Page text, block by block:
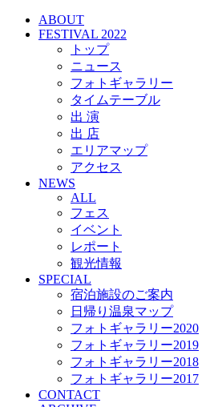
ABOUT
FESTIVAL 2022
トップ
ニュース
フォトギャラリー
タイムテーブル
出 演
出 店
エリアマップ
アクセス
NEWS
ALL
フェス
イベント
レポート
観光情報
SPECIAL
宿泊施設のご案内
日帰り温泉マップ
フォトギャラリー2020
フォトギャラリー2019
フォトギャラリー2018
フォトギャラリー2017
CONTACT